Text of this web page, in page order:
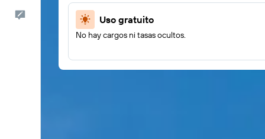
Comentarios Uso gratuito
No hay cargos ni tasas ocultos.